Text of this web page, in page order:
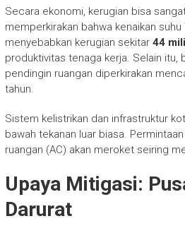
Secara ekonomi, kerugian bisa
memperkirakan bahwa kenaikan
menyebabkan kerugian sekitar 44
produktivitas tenaga kerja. Selain itu,
pendingin ruangan diperkirakan
tahun.
Sistem kelistrikan dan infrastruktur
bawah tekanan luar biasa.
ruangan (AC) akan meroket seiring
Upaya Mitigasi:
Darurat